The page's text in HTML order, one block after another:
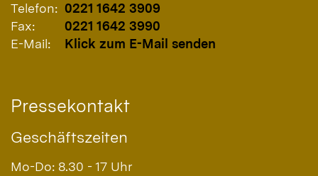
Telefon: 0221 1642 3909
Fax:
0221 1642 3990
E-Mail:
Klick zum E-Mail senden
Pressekontakt
Geschäftszeiten
Mo-Do: 8.30 - 17 Uhr